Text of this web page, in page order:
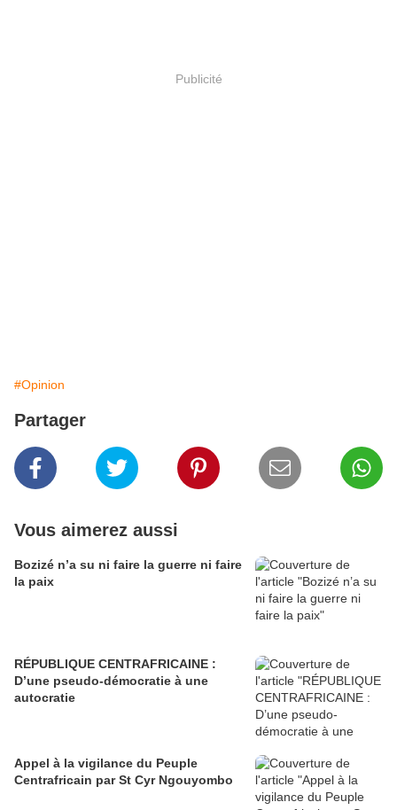
Publicité
#Opinion
Partager
Vous aimerez aussi
Bozizé n’a su ni faire la guerre ni faire
la paix
RÉPUBLIQUE CENTRAFRICAINE :
D’une pseudo-démocratie à une
autocratie
Appel à la vigilance du Peuple
Centrafricain par St Cyr Ngouyombo